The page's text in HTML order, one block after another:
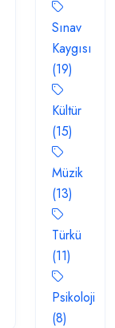
Sınav
Kaygısı
(19)
Kültür
(15)
Müzik
(13)
Türkü
(11)
Psikoloji
(8)